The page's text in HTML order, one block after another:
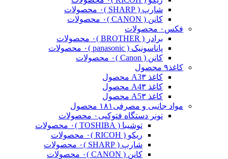
شارپ ( SHARP )
۰ محصولات
کانن ( CANON )
۰ محصولات
فکس ۰ محصولات
برادر ( BROTHER )
۰ محصولات
پاناسونیک ( panasonic )
۰ محصولات
کانن ( Canon )
۰ محصولات
کاغذ۹ محصول
کاغذ A3 ۳ محصول
کاغذ A4 ۳ محصول
کاغذ A5 ۳ محصول
مواد جانبی و مصرفی ۱۸۱ محصول
تونر دستگاه فتوکپی ۰ محصولات
توشیبا ( TOSHIBA )
۰ محصولات
ریکو ( RICOH )
۰ محصولات
شارپ ( SHARP )
۰ محصولات
کانن ( CANON )
۰ محصولات